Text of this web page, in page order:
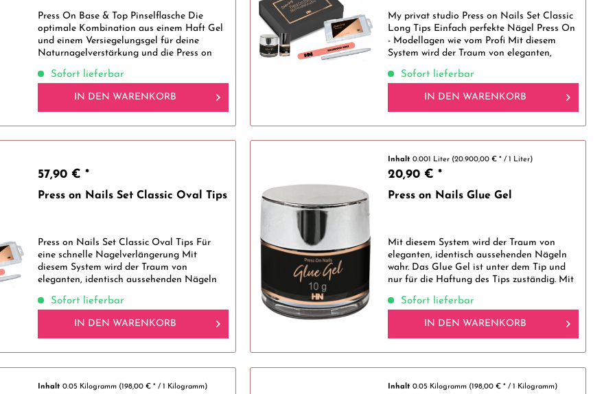
Press On Base & Top Pinselflasche Die
optimale Kombination aus einem Haft Gel
und einem Versiegelungsgel für deine
Naturnagelverstärkung und die Press on
Sofort lieferbar
IN DEN WARENKORB
My privat studio Press on Nails Set Classic
Long Tips Einfach perfekte Nägel Press On
- Modellagen wie vom Profi Mit diesem
System wird der Traum von eleganten,
Glue Gel ist unter dem Tip und nur...
Sofort lieferbar
IN DEN WARENKORB
57,90 € *
Press on Nails Set Classic Oval Tips
Press on Nails Set Classic Oval Tips Für
eine schnelle Nagelverlängerung Mit
diesem System wird der Traum von
eleganten, identisch aussehenden Nägeln
nur für die Haftung des Tips zuständig. Mit...
Sofort lieferbar
IN DEN WARENKORB
Inhalt0.001 Liter (20.900,00 € * / 1 Liter)
20,90 € *
Press on Nails Glue Gel
Mit diesem System wird der Traum von
eleganten, identisch aussehenden Nägeln
wahr. Das Glue Gel ist unter dem Tip und
nur für die Haftung des Tips zuständig. Mit
Knetmasse ist, bleibt das Glue Gel an...
Sofort lieferbar
IN DEN WARENKORB
Inhalt0.05 Kilogramm (198,00 € * / 1 Kilogramm) Inhalt0.05 Kilogramm (198,00 € * / 1 Kilogramm)